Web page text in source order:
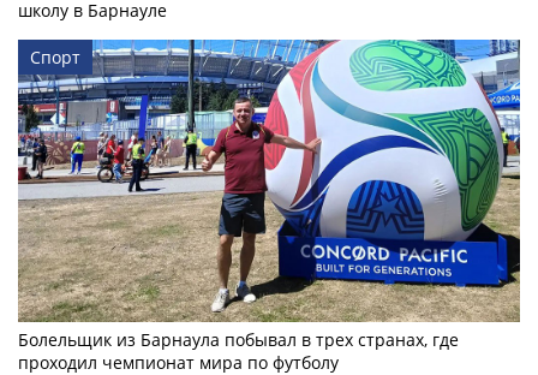
школу в Барнауле
Спорт
Болельщик из Барнаула побывал в трех странах, где
проходил чемпионат мира по футболу